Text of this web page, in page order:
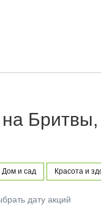
Дом и сад Красота и
дату акций